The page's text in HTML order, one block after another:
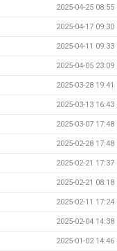
2025-04-25 08:55
2025-04-17 09:30
2025-04-11 09:33
2025-04-05 23:09
2025-03-28 19:41
2025-03-13 16:43
2025-03-07 17:48
2025-02-28 17:48
2025-02-21 17:37
2025-02-21 08:18
2025-02-11 17:24
2025-02-04 14:38
2025-01-02 14:46